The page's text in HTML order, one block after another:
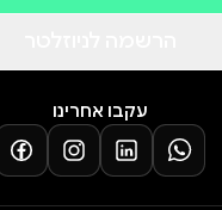
עקבו אחרינו